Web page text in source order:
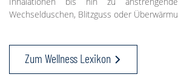
Wechselduschen, Blitzguss oder
Zum Wellness Lexikon